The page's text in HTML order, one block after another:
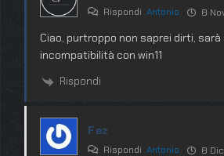
Rispondi Antonio 8
Ciao, purtroppo non saprei dirti,
incompatibilità con win11
Rispondi
Fez
Rispondi Antonio 8